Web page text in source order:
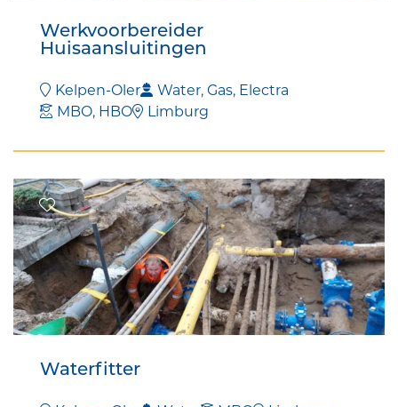
Werkvoorbereider
Huisaansluitingen
Kelpen-Oler
Water, Gas, Electra
MBO, HBO
Limburg
Waterfitter